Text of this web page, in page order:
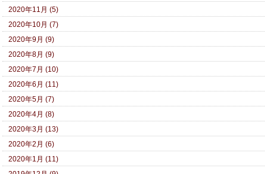
2020年11月 (5)
2020年10月 (7)
2020年9月 (9)
2020年8月 (9)
2020年7月 (10)
2020年6月 (11)
2020年5月 (7)
2020年4月 (8)
2020年3月 (13)
2020年2月 (6)
2020年1月 (11)